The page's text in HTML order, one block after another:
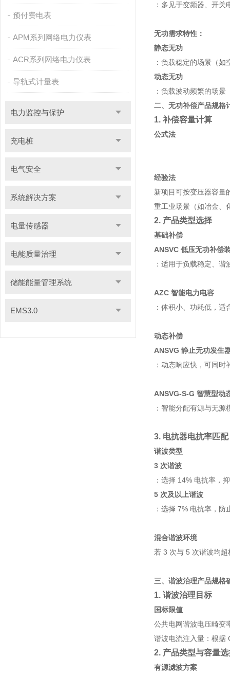
预付费电表
APM系列网络电力仪表
ACR系列网络电力仪表
导轨式计量表
电力监控与保护
充电桩
电气安全
系统解决方案
电量传感器
电能质量治理
储能能量管理系统
EMS3.0
：多见于变频器、开
无功需求特性：
静态无功
：负载稳定的场景（
动态无功
：负载波动频繁的场
二、无功补偿产品规格
1. 补偿容量计算
公式法
经验法
新项目可按变压器容量
重工业场景（如冶金、
2. 产品类型选择
基础补偿
ANSVC 低压无功补偿
：适用于负载稳定、
AZC 智能电力电容
：体积小、功耗低，
动态补偿
ANSVG 静止无功发生
：动态响应快，可同
ANSVG-S-G 智慧型动
：智能分配有源与无
3. 电抗器电抗率匹配
谐波类型
3 次谐波
：选择 14% 电抗率，
5 次及以上谐波
：选择 7% 电抗率，防
混合谐波环境
若 3 次与 5 次谐波均
三、谐波治理产品规格
1. 谐波治理目标
国标限值
公共电网谐波电压畸变
谐波电流注入量：根据
2. 产品类型与容量选
有源滤波方案